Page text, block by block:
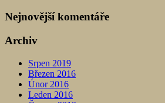
Nejnovější komentáře
Archiv
Srpen 2019
Březen 2016
Únor 2016
Leden 2016